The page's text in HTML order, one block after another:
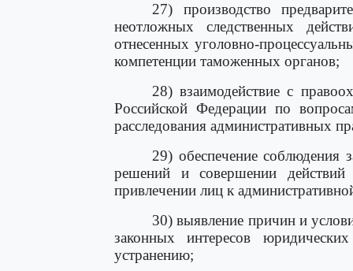
27) производство
неотложных следственных
отнесенных уголовно-
компетенции таможенных органов;
28) взаимодействие с
Российской Федерации по
расследования административных
29) обеспечение соблюдения
решений и совершении
привлечении лиц к
30) выявление причин и
законных интересов
устранению;